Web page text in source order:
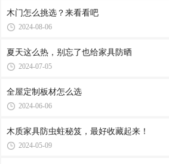
木门怎么挑选？来看看吧
2024-08-06
夏天这么热，别忘了也给家具防晒
2024-07-05
全屋定制板材怎么选
2024-06-06
木质家具防虫蛀秘笈，最好收藏起来！
2024-05-09